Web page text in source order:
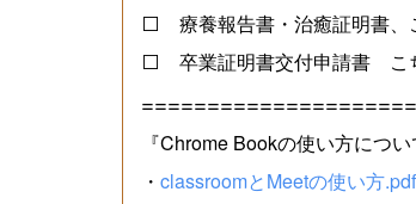
⬜ 療養報告書・治癒証明書
⬜ 卒業証明書交付申請書 こ
『Chrome Bookの使い方につ
・ classroomとMeetの使い方.pdf